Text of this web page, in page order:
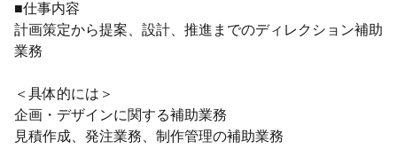
■仕事内容
計画策定から提案、設計、推進までのディレクション補助
業務
＜具体的には＞
企画・デザインに関する補助業務
見積作成、発注業務、制作管理の補助業務